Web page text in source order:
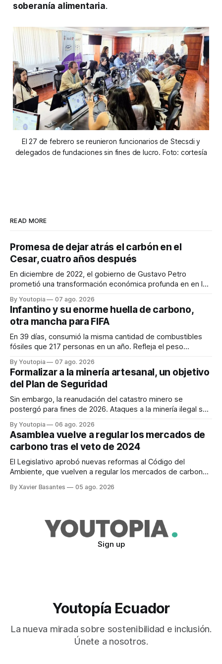
soberanía alimentaria.
El 27 de febrero se reunieron funcionarios de Stecsdi y
delegados de fundaciones sin fines de lucro. Foto: cortesía
READ MORE
Promesa de dejar atrás el carbón en el
Cesar, cuatro años después
En diciembre de 2022, el gobierno de Gustavo Petro
prometió una transformación económica profunda en en la
By Youtopia 07 ago. 2026
Infantino y su enorme huella de carbono,
otra mancha para FIFA
En 39 días, consumió la misma cantidad de combustibles
fósiles que 217 personas en un año. Refleja el peso
By Youtopia 07 ago. 2026
Formalizar a la minería artesanal, un objetivo
del Plan de Seguridad
Sin embargo, la reanudación del catastro minero se
postergó para fines de 2026. Ataques a la minería ilegal se
By Youtopia 06 ago. 2026
Asamblea vuelve a regular los mercados de
carbono tras el veto de 2024
El Legislativo aprobó nuevas reformas al Código del
Ambiente, que vuelven a regular los mercados de carbono,
By Xavier Basantes 05 ago. 2026
Sign up
Youtopía Ecuador
La nueva mirada sobre sostenibilidad e inclusión.
Únete a nosotros.